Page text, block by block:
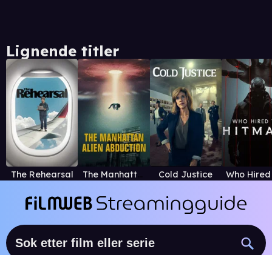
Lignende titler
The Rehearsal The Manhattan Alien Abduction Cold Justice